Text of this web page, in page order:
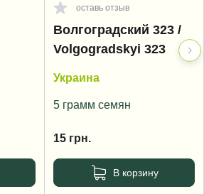
оставь отзыв
Волгоградский 323 /
Volgogradskyi 323
Украина
5 грамм семян
15 грн.
В корзину